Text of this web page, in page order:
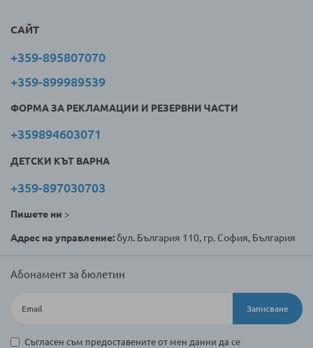
САЙТ
+359-895807070
+359-899989539
ФОРМА ЗА РЕКЛАМАЦИИ И РЕЗЕРВНИ ЧАСТИ
+359894603071
ДЕТСКИ КЪТ ВАРНА
+359-897030703
Пишете ни >
Адрес на управление:бул. България 110, гр. София, България
Абонамент за бюлетин
Записване
Съгласен съм предоставените от мен данни да се